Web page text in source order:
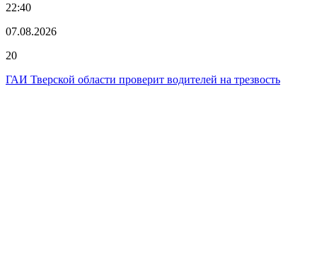
22:40
07.08.2026
20
ГАИ Тверской области проверит водителей на трезвость